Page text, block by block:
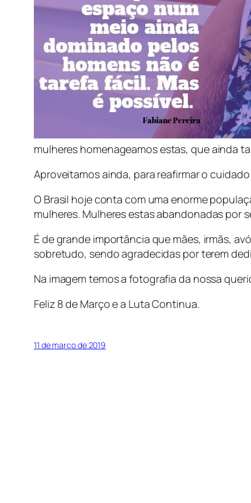
mulheres homenageamos estas, que ainda
Aproveitamos ainda, para reafirmar o
O Brasil hoje conta com uma enorme
mulheres. Mulheres estas abandonadas por
É de grande importância que mães, irmãs,
sobretudo, sendo agradecidas por terem
Na imagem temos a fotografia da nossa
Feliz 8 de Março e a Luta Continua.
11 de março de 2019